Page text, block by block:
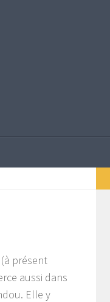
présent
aussi dans
Elle y